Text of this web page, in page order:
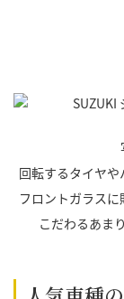
回転するタイヤや
フロントガラス
こだわるあま